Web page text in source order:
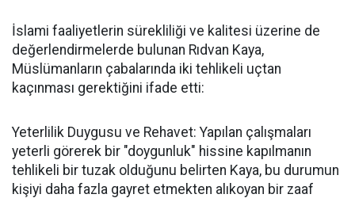
İslami faaliyetlerin sürekliliği ve kalitesi üzerine de
değerlendirmelerde bulunan Rıdvan Kaya,
Müslümanların çabalarında iki tehlikeli uçtan
kaçınması gerektiğini ifade etti:
Yeterlilik Duygusu ve Rehavet: Yapılan çalışmaları
yeterli görerek bir "doygunluk" hissine kapılmanın
tehlikeli bir tuzak olduğunu belirten Kaya, bu durumun
kişiyi daha fazla gayret etmekten alıkoyan bir zaaf